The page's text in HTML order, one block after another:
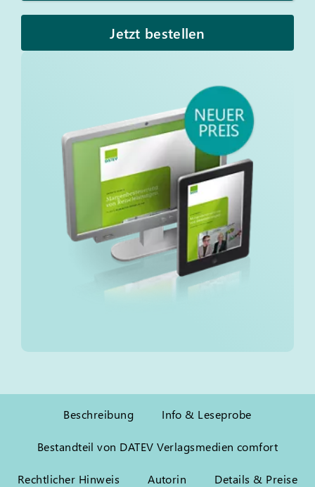
Jetzt bestellen
Beschreibung Info & Leseprobe
Bestandteil von DATEV Verlagsmedien comfort
Rechtlicher Hinweis Autorin Details & Preise